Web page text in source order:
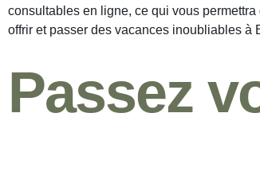
consultables en ligne, ce qui vous
offrir et passer des vacances inoubliables à
Passez